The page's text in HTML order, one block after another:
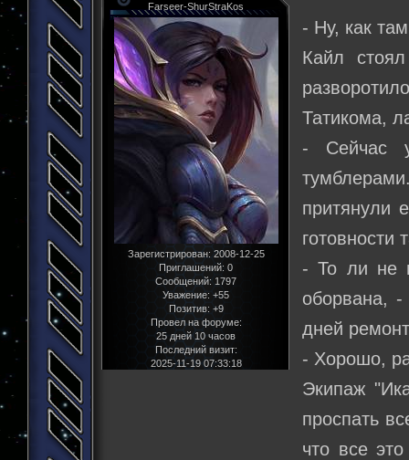
Farseer-ShurStraKos
Зарегистрирован: 2008-12-25
Приглашений: 0
Сообщений: 1797
Уважение: +55
Позитив: +9
Провел на форуме:
25 дней 10 часов
Последний визит:
2025-11-19 07:33:18
- Ну, как
Кайл
Татикома,
- Сейчас
притянули
готовности
- То ли не
оборвана,
дней
- Хорошо,
Экипаж
проспать
что все